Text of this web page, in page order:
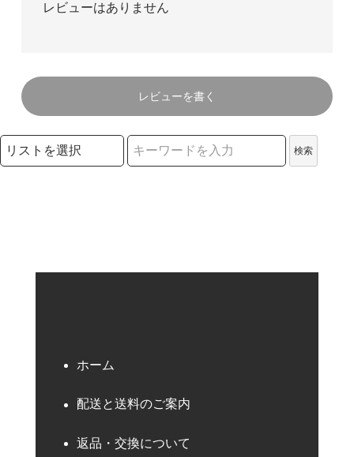
レビューはありません
レビューを書く
検索リストの選択
検索
ホーム
配送と送料のご案内
返品・交換について